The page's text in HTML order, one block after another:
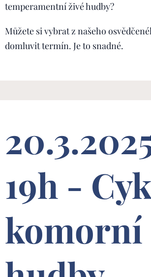
temperamentní živé hudby?
Můžete si vybrat z našeho
domluvit termín. Je to snadné.
19h -
komorní